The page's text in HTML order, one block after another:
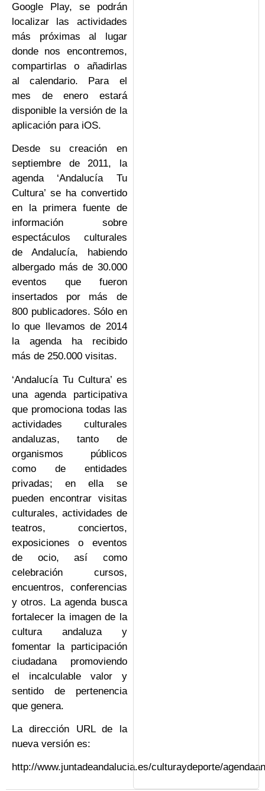
Google Play, se podrán
localizar las actividades
más próximas al lugar
donde nos encontremos,
compartirlas o añadirlas
al calendario. Para el
mes de enero estará
disponible la versión de la
aplicación para iOS.
Desde su creación en
septiembre de 2011, la
agenda ‘Andalucía Tu
Cultura’ se ha convertido
en la primera fuente de
información sobre
espectáculos culturales
de Andalucía, habiendo
albergado más de 30.000
eventos que fueron
insertados por más de
800 publicadores. Sólo en
lo que llevamos de 2014
la agenda ha recibido
más de 250.000 visitas.
‘Andalucía Tu Cultura’ es
una agenda participativa
que promociona todas las
actividades culturales
andaluzas, tanto de
organismos públicos
como de entidades
privadas; en ella se
pueden encontrar visitas
culturales, actividades de
teatros, conciertos,
exposiciones o eventos
de ocio, así como
celebración cursos,
encuentros, conferencias
y otros. La agenda busca
fortalecer la imagen de la
cultura andaluza y
fomentar la participación
ciudadana promoviendo
el incalculable valor y
sentido de pertenencia
que genera.
La dirección URL de la
nueva versión es:
http://www.juntadeandalucia.es/culturaydeporte/